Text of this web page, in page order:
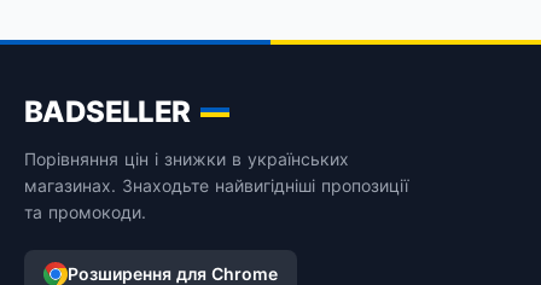
BADSELLER
Порівняння цін і знижки в українських
магазинах. Знаходьте найвигідніші пропозиції
та промокоди.
Розширення для Chrome